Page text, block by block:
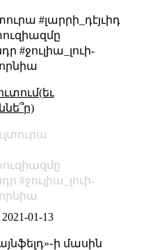
#լարրի_դէյւիդ
#ջուլիա_լուի-
ջուլիա_լուի-
2021-01-13
մասին